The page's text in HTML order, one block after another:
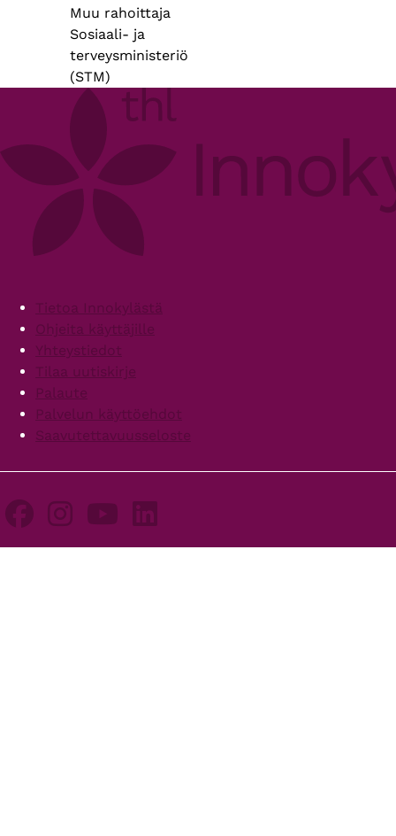
Muu rahoittaja
Sosiaali- ja
terveysministeriö
(STM)
FooterTietoa Innokylästä
Ohjeita käyttäjille
Yhteystiedot
Tilaa uutiskirje
Palaute
Palvelun käyttöehdot
Saavutettavuusseloste